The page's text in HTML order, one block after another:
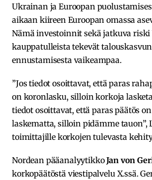
Ukrainan ja Euroopan
aikaan kiireen Euroopan omassa
Nämä investoinnit sekä jatkuva
kauppatulleista tekevät
ennustamisesta vaikeampaa.
”Jos tiedot osoittavat, että paras
on koronlasku, silloin korkoja
tiedot osoittavat, että paras päätös
laskematta, silloin pidämme tauon”,
toimittajille korkojen tulevasta
Nordean pääanalyytikkoJan von
korkopäätöstä viestipalvelu X.ssä.